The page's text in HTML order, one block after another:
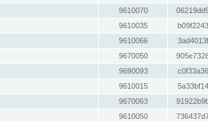
9610070
9610035
9610066
9670050
9690093
9610015
9670063
9610050